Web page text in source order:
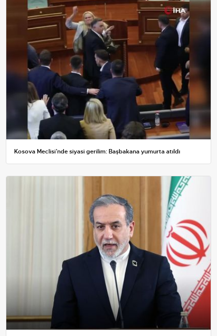
Kosova Meclisi’nde siyasi gerilim: Başbakana yumurta atıldı